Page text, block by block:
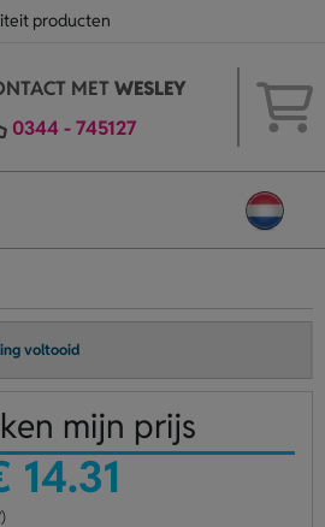
producten
METWESLEY
0344 - 745127
voltooid
mijn prijs
14.31